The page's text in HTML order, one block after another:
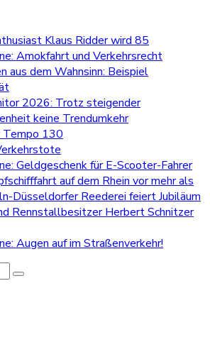
Klaus Ridder wird 85
Amokfahrt und Verkehrsrecht
aus dem Wahnsinn: Beispiel
2026: Trotz steigender
keine Trendumkehr
130
Geldgeschenk für E-Scooter-Fahrer
auf dem Rhein vor mehr als
Düsseldorfer Reederei feiert Jubiläum
Rennstallbesitzer Herbert Schnitzer
Augen auf im Straßenverkehr!